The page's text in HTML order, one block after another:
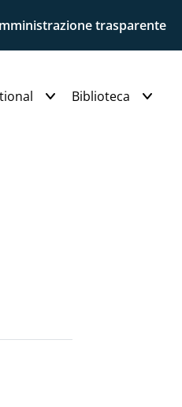
trasparente
Biblioteca